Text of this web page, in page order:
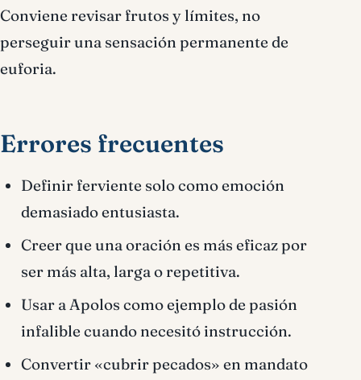
Conviene revisar frutos y límites, no
perseguir una sensación permanente de
euforia.
Errores frecuentes
Definir ferviente solo como emoción
demasiado entusiasta.
Creer que una oración es más eficaz por
ser más alta, larga o repetitiva.
Usar a Apolos como ejemplo de pasión
infalible cuando necesitó instrucción.
Convertir «cubrir pecados» en mandato